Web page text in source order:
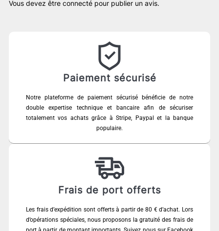
Vous devez être connecté pour publier un avis.
Paiement sécurisé
Notre plateforme de paiement sécurisé bénéficie de notre
double expertise technique et bancaire afin de sécuriser
totalement vos achats grâce à Stripe, Paypal et la banque
populaire.
Frais de port offerts
Les frais d’expédition sont offerts à partir de 80 € d’achat. Lors
d’opérations spéciales, nous proposons la gratuité des frais de